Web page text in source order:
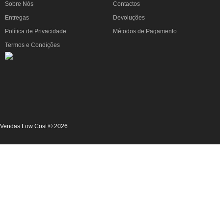
Sobre Nós
Entregas
Política de Privacidade
Termos e Condições
Contactos
Devoluções
Métodos de Pagamento
Vendas Low Cost © 2026